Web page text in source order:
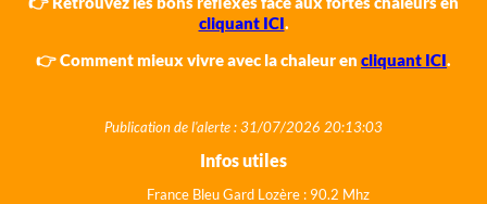
cliquant ICI.
👉 Comment mieux vivre avec la chaleur en cliquant ICI.
Publication de l'alerte : 31/07/2026 20:13:03
Infos utiles
France Bleu Gard Lozère : 90.2 Mhz